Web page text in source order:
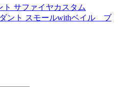
ト サファイヤカスタム
ント スモールwithベイル ブ